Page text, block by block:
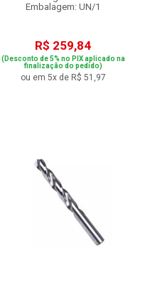
Embalagem: UN/1
R$ 259,84
(Desconto de 5% no PIX aplicado na
finalização do pedido)
ou em 5x de R$ 51,97